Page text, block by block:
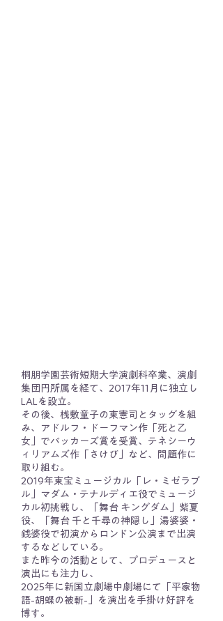
桐朋学園芸術短期大学演劇科卒業、演劇
集団円所属を経て、2017年11月に独立し
LALを設立。
その後、桟敷童子の東憲司とタッグを組
み、アドルフ・ドーフマン作「死と乙
女」でバッカーズ賞を受賞、テネシーウ
ィリアムズ作「さけび」など、問題作に
取り組む。
2019年東宝ミュージカル「レ・ミゼラブ
ル」マダム・テナルディエ役でミュージ
カル初挑戦し、「舞台 キングダム」紫夏
役、「舞台 千と千尋の神隠し」湯婆婆・
銭婆役で初演からロンドン公演まで出演
するなどしている。
また昨今の活動として、プロデュースと
演出にも注力し、
2025年に新国立劇場中劇場にて「平家物
語-胡蝶の被斬-」を演出を手掛け好評を
博す。